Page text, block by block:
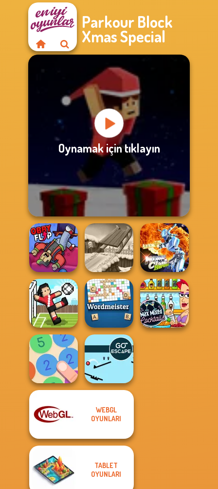
Parkour Block
Xmas Special
Oynamak için tıklayın
Obby Flip Snow Ride 3D
Moon Clash
Heroes
Soccer Random Wordmeister
WEBGL
OYUNLARI
TABLET
OYUNLARI